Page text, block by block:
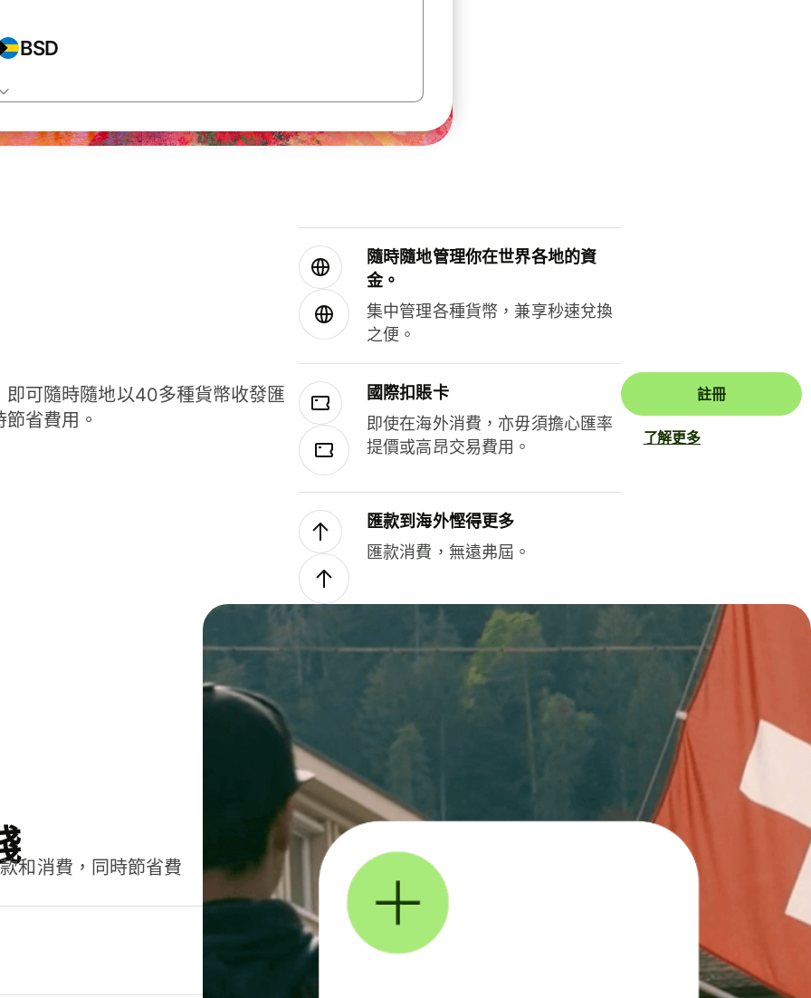
BSD
即可隨時隨地以40多種貨幣收發匯
省費用。
隨時隨地管理你在世界各地的資
金。
集中管理各種貨幣，兼享秒速兌換
之便。
國際扣賬卡
即使在海外消費，亦毋須擔心匯率
提價或高昂交易費用。
匯款到海外慳得更多
匯款消費，無遠弗屆。
註冊
了解更多
和消費，同時節省費